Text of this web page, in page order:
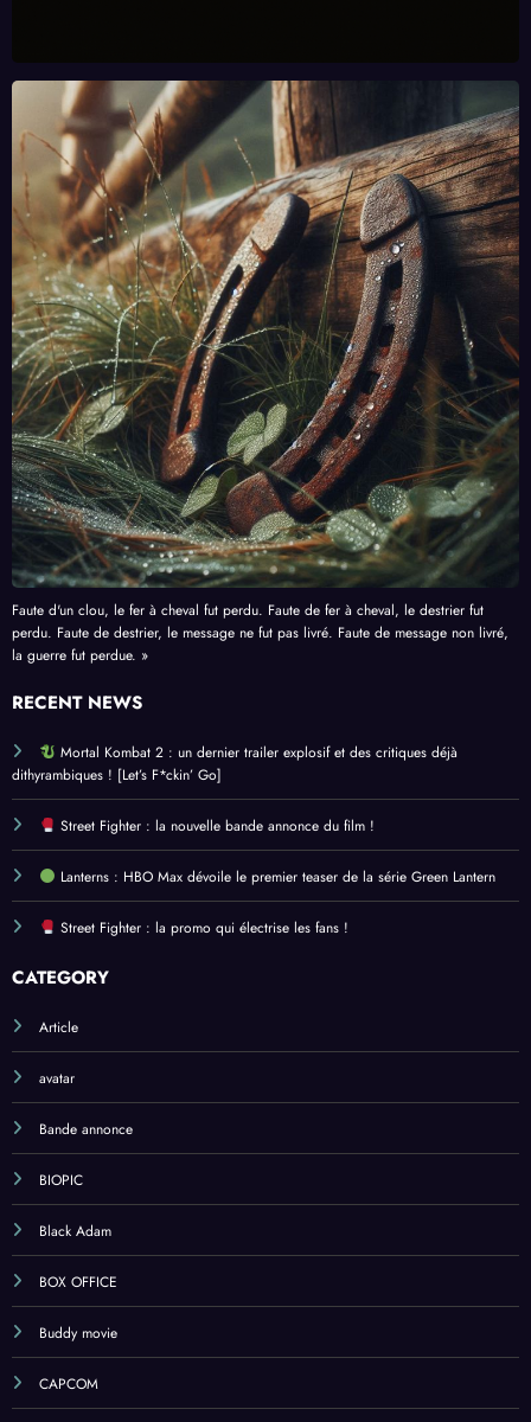
Faute d'un clou, le fer à cheval fut perdu. Faute de fer à cheval, le destrier fut
perdu. Faute de destrier, le message ne fut pas livré. Faute de message non livré,
la guerre fut perdue. »
RECENT NEWS
Mortal Kombat 2 : un dernier trailer explosif et des critiques déjà
dithyrambiques ! [Let’s F*ckin’ Go]
Street Fighter : la nouvelle bande annonce du film !
Lanterns : HBO Max dévoile le premier teaser de la série Green Lantern
Street Fighter : la promo qui électrise les fans !
CATEGORY
Article
avatar
Bande annonce
BIOPIC
Black Adam
BOX OFFICE
Buddy movie
CAPCOM